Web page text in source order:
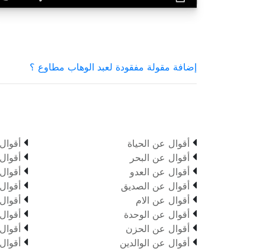
إضافة مقولة مفقودة لعبد الوهاب مطاوع ؟
 أقوال عن الحياة
 أقوال عن البحر
 أقوال عن العدو
 أقوال عن الصديق
 أقوال عن الام
 أقوال عن الوحدة
 أقوال عن الحزن
 أقوال عن الوالدين







